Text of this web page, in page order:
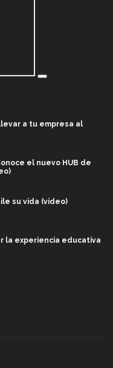
a tu empresa al
el nuevo HUB de
su vida (video)
la experiencia educativa